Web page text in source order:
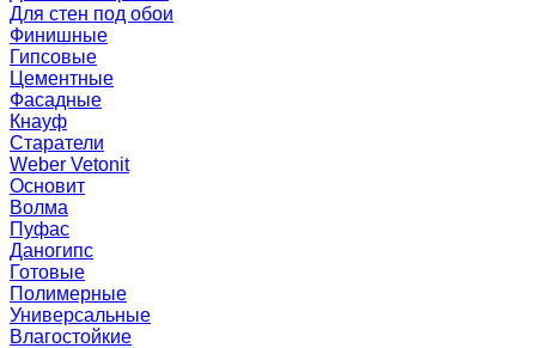
Для стен под обои
Финишные
Гипсовые
Цементные
Фасадные
Кнауф
Старатели
Weber Vetonit
Основит
Волма
Пуфас
Даногипс
Готовые
Полимерные
Универсальные
Влагостойкие